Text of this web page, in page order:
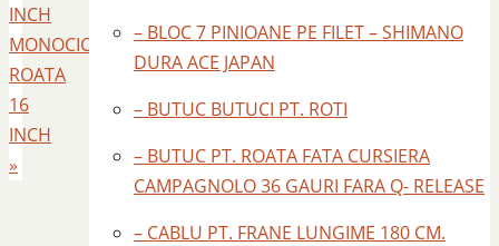
INCH
MONOCICLU
ROATA
16
INCH
»
– BLOC 7 PINIOANE PE FILET – SHIMANO
DURA ACE JAPAN
– BUTUC BUTUCI PT. ROTI
– BUTUC PT. ROATA FATA CURSIERA
CAMPAGNOLO 36 GAURI FARA Q- RELEASE
– CABLU PT. FRANE LUNGIME 180 CM.